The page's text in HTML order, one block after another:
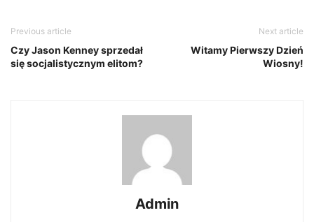
Previous article
Czy Jason Kenney sprzedał
się socjalistycznym elitom?
Next article
Witamy Pierwszy Dzień
Wiosny!
Admin